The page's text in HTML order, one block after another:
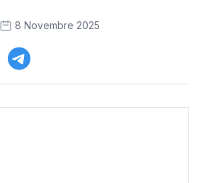
8 Novembre 2025